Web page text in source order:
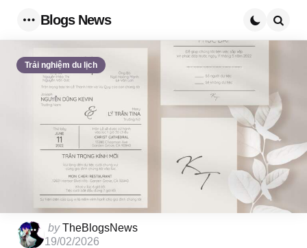
Blogs News
Trải nghiệm du lịch
Posted
by
by TheBlogsNews
19/02/2026